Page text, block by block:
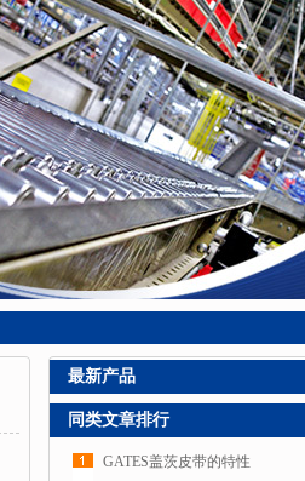
最新产品
同类文章排行
GATES盖茨皮带的特性